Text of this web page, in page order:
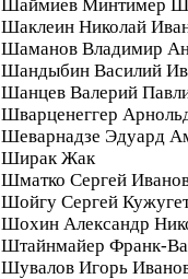
Шаймиев Минтимер
Шаклеин Николай
Шаманов Владимир
Шандыбин Василий
Шанцев Валерий
Шварценеггер
Шеварнадзе Эдуард
Ширак Жак
Шматко Сергей
Шойгу Сергей
Шохин Александр
Штайнмайер Франк-
Шувалов Игорь